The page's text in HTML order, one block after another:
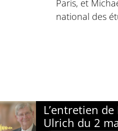
Paris, et
national des
L’entretien
Ulrich du 2